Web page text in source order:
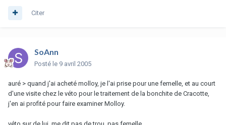
Citer
SoAnn
Posté le 9 avril 2005
auré > quand j'ai acheté molloy, je l'ai prise pour une femelle, et au court
d'une visite chez le véto pour le traitement de la bonchite de Cracotte,
j'en ai profité pour faire examiner Molloy.